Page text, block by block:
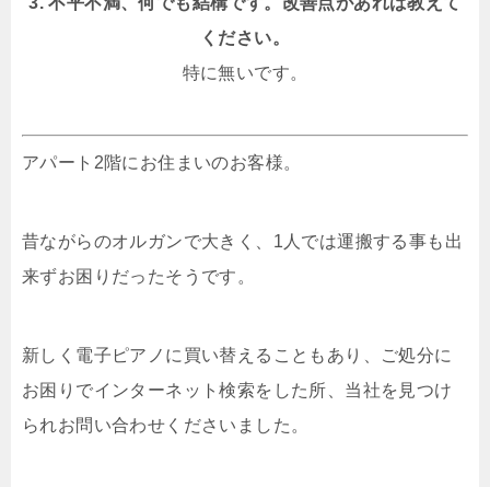
ください。
特に無いです。
アパート2階にお住まいのお客様。
昔ながらのオルガンで大きく、1人では運搬する事も出
来ずお困りだったそうです。
新しく電子ピアノに買い替えることもあり、ご処分に
お困りでインターネット検索をした所、当社を見つけ
られお問い合わせくださいました。